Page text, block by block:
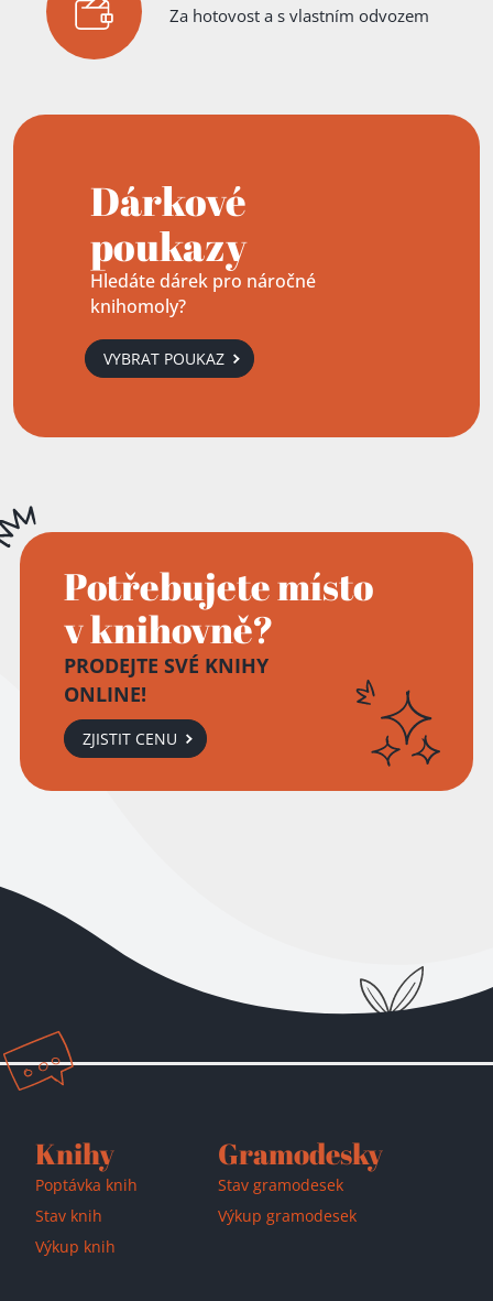
Za hotovost a s vlastním odvozem
Dárkové
poukazy
Hledáte dárek pro náročné
knihomoly?
VYBRAT POUKAZ
Potřebujete místo
v knihovně?
PRODEJTE SVÉ KNIHY
ONLINE!
ZJISTIT CENU
Knihy
Poptávka knih
Stav knih
Výkup knih
Gramodesky
Stav gramodesek
Výkup gramodesek